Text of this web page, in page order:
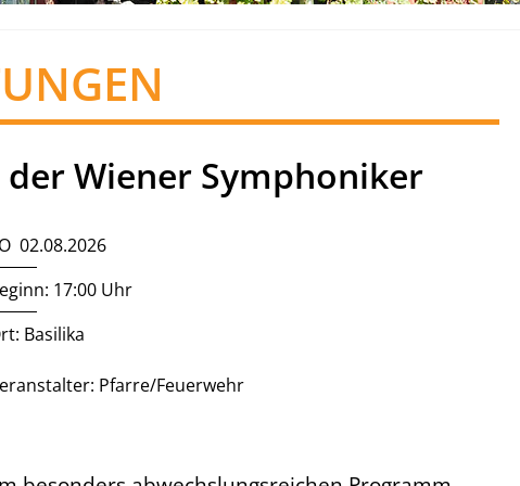
Wiener Symphoniker
02.08.2026
17:00 Uhr
Basilika
Pfarre/Feuerwehr